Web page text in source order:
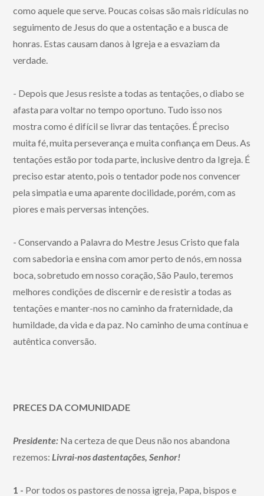
como aquele que serve. Poucas coisas são mais ridículas no
seguimento de Jesus do que a ostentação e a busca de
honras. Estas causam danos à Igreja e a esvaziam da
verdade.
- Depois que Jesus resiste a todas as tentações, o diabo se
afasta para voltar no tempo oportuno. Tudo isso nos
mostra como é difícil se livrar das tentações. É preciso
muita fé, muita perseverança e muita confiança em Deus. As
tentações estão por toda parte, inclusive dentro da Igreja. É
preciso estar atento, pois o tentador pode nos convencer
pela simpatia e uma aparente docilidade, porém, com as
piores e mais perversas intenções.
- Conservando a Palavra do Mestre Jesus Cristo que fala
com sabedoria e ensina com amor perto de nós, em nossa
boca, sobretudo em nosso coração, São Paulo, teremos
melhores condições de discernir e de resistir a todas as
tentações e manter-nos no caminho da fraternidade, da
humildade, da vida e da paz. No caminho de uma contínua e
autêntica conversão.
PRECES DA COMUNIDADE
Presidente: Na certeza de que Deus não nos abandona
rezemos:Livrai-nos dastentações, Senhor!
1 - Por todos os pastores de nossa igreja, Papa, bispos e